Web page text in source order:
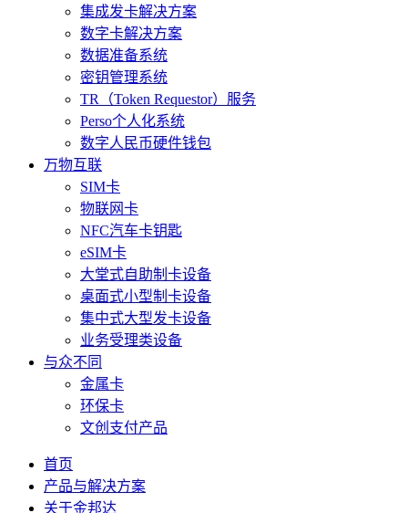
集成发卡解决方案
数字卡解决方案
数据准备系统
密钥管理系统
TR（Token Requestor）服务
Perso个人化系统
数字人民币硬件钱包
万物互联
SIM卡
物联网卡
NFC汽车卡钥匙
eSIM卡
大堂式自助制卡设备
桌面式小型制卡设备
集中式大型发卡设备
业务受理类设备
与众不同
金属卡
环保卡
文创支付产品
首页
产品与解决方案
关于金邦达